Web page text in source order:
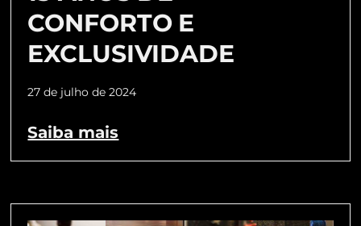
CONFORTO E
EXCLUSIVIDADE
27 de julho de 2024
Saiba mais